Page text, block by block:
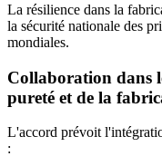
La résilience dans la
la sécurité nationale des
mondiales.
Collaboration dans
pureté et de la
L'accord prévoit
: